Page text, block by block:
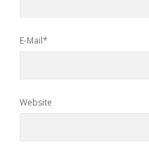
E-Mail*
Website